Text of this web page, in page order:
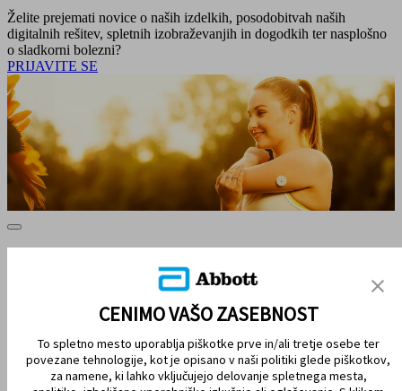
Želite prejemati novice o naših izdelkih, posodobitvah naših
digitalnih rešitev, spletnih izobraževanjih in dogodkih ter nasplošno
o sladkorni bolezni?
PRIJAVITE SE
IZJAVE O OMEJITVI ODGOVORNOSTI IN VIRI
CENIMO VAŠO ZASEBNOST
To spletno mesto uporablja piškotke prve in/ali tretje osebe ter
povezane tehnologije, kot je opisano v naši politiki glede piškotkov,
za namene, ki lahko vključujejo delovanje spletnega mesta,